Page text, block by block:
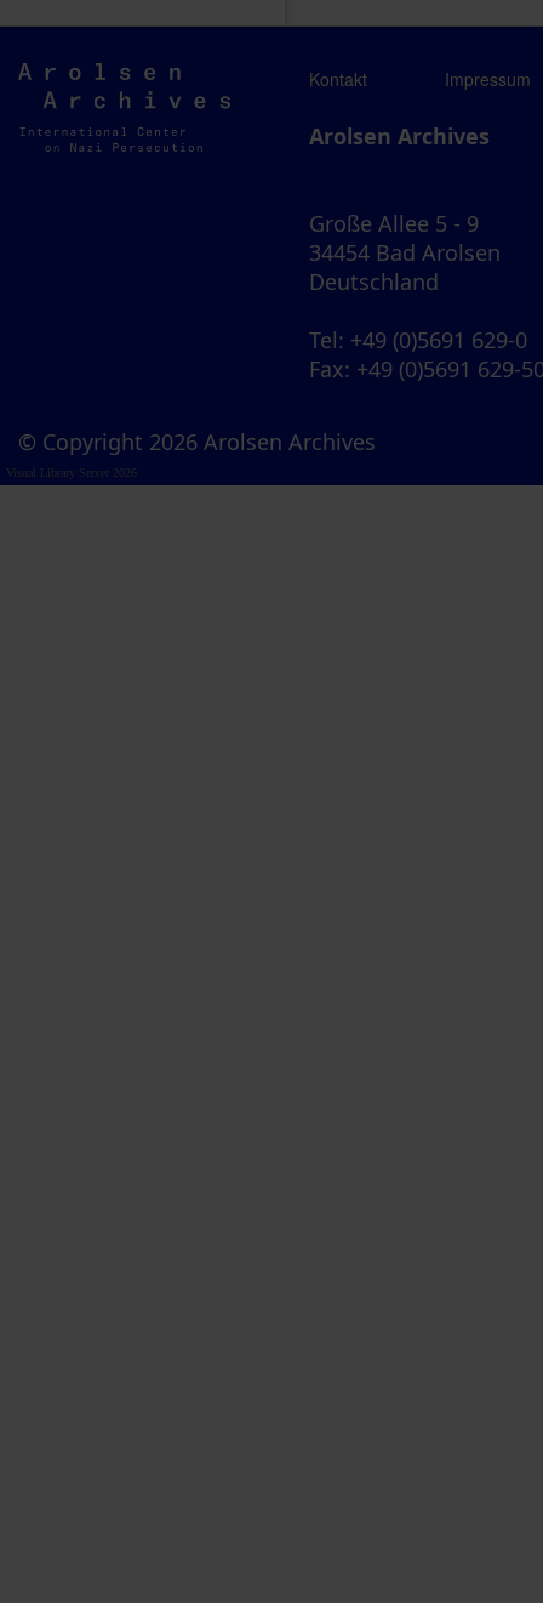
Arolsen
Archives
Kontakt Impressum
Arolsen Archives
Große Allee 5 - 9
34454 Bad Arolsen
Deutschland
Tel: +49 (0)5691 629-0
Fax: +49 (0)5691 629-
© Copyright 2026 Arolsen Archives
Visual Library Server 2026